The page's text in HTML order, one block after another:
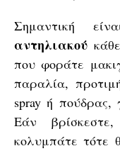
Σημαντική
αντηλιακού
που φοράτε
παραλία,
spray ή πούδρας,
Εάν
κολυμπάτε τότε